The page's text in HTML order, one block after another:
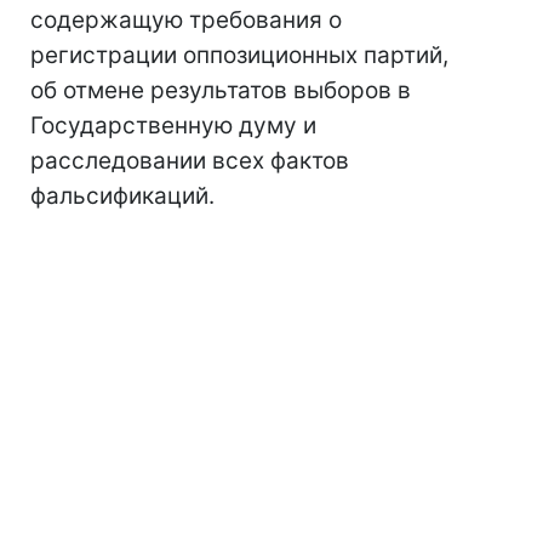
содержащую требования о
регистрации оппозиционных партий,
об отмене результатов выборов в
Государственную думу и
расследовании всех фактов
фальсификаций.